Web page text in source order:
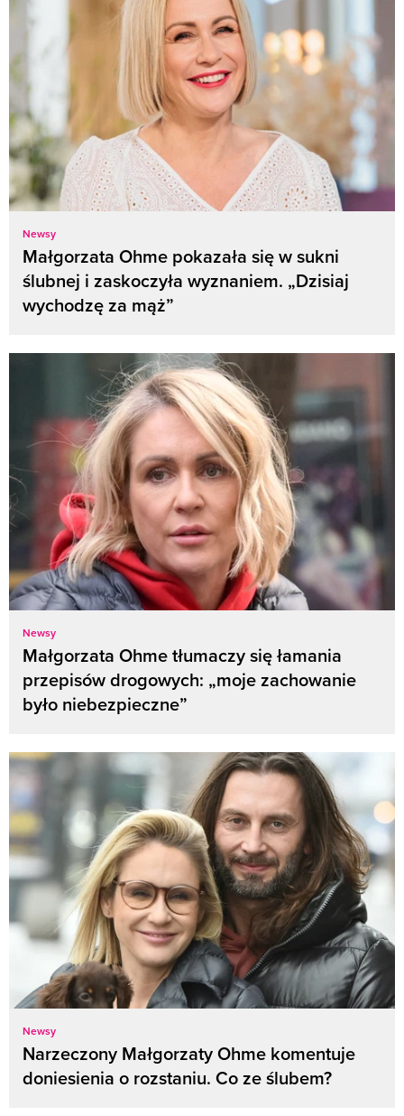
Newsy
Małgorzata Ohme pokazała się w sukni
ślubnej i zaskoczyła wyznaniem. „Dzisiaj
wychodzę za mąż”
Newsy
Małgorzata Ohme tłumaczy się łamania
przepisów drogowych: „moje zachowanie
było niebezpieczne”
Newsy
Narzeczony Małgorzaty Ohme komentuje
doniesienia o rozstaniu. Co ze ślubem?